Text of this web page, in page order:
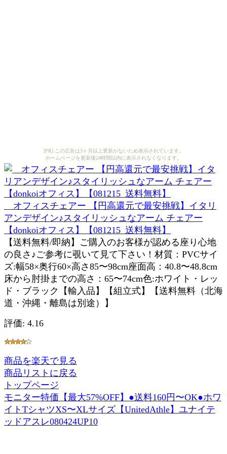
[PR] この広告は3ヶ月以上更新がないため表示されています。
ホームページを更新後24時間以内に表示されなくなります。
オフィスチェアー 【円高還元で最安挑戦】イタリ
アンデザイン♪スタイリッシュなアーム チェアー
【donkoiオフィス】【081215_送料無料】
【送料無料/即納】ご購入のお客様が認める座り心地
の良さ♪ご参考に覗いて見て下さい！材質：PVCサイ
ズ:幅58×奥行60×高さ85〜98cm座面高：40.8〜48.8cm
床から肘掛までの高さ：65〜74cm色:ホワイト・レッ
ド・ブラック【輸入品】【組立式】【送料無料（北海
道・沖縄・離島は別途）】
評価: 4.16
商品を楽天で見る
商品リストに戻る
トップページ
モニター特価【最大57%OFF】●送料160円〜OK●ホワ
イトTシャツXS〜XLサイズ【UnitedAthle】ユナイテ
ッドアスレ080424UP10